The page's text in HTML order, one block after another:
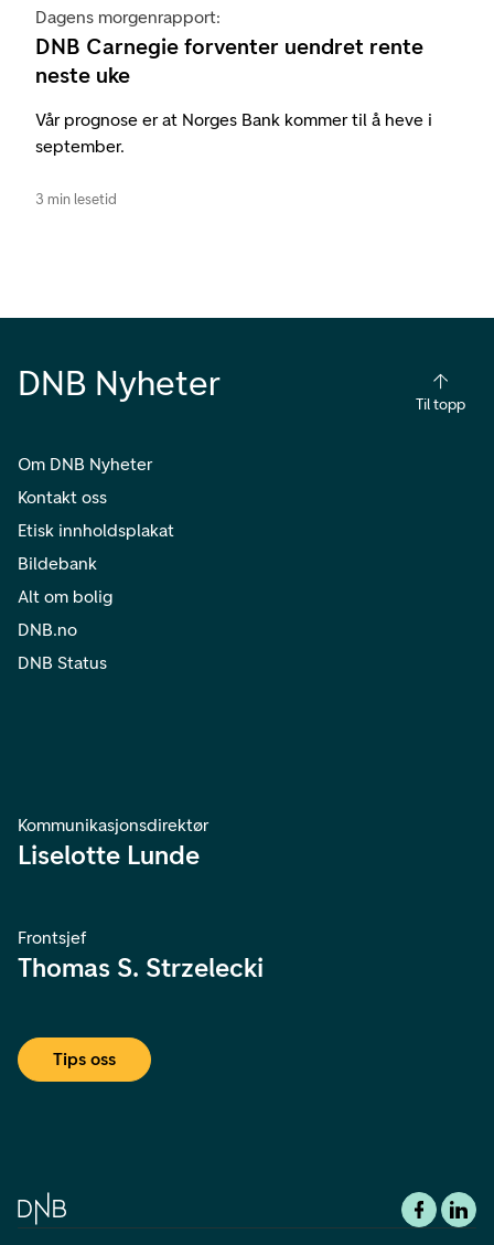
Dagens morgenrapport:
DNB Carnegie forventer uendret rente
neste uke
Vår prognose er at Norges Bank kommer til å heve i
september.
3 min lesetid
DNB Nyheter
Til topp
Om DNB Nyheter
Kontakt oss
Etisk innholdsplakat
Bildebank
Alt om bolig
DNB.no
DNB Status
Kommunikasjonsdirektør
Liselotte Lunde
Frontsjef
Thomas S. Strzelecki
Tips oss